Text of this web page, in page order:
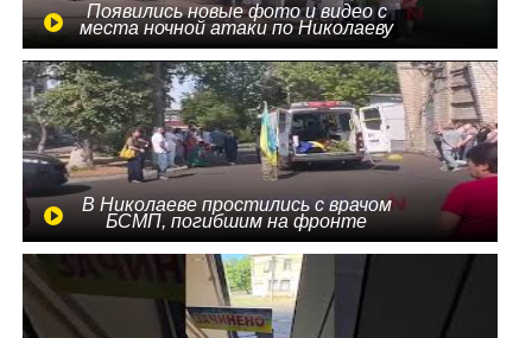
Появились новые фото и видео с
места ночной атаки по Николаеву
В Николаеве простились с врачом
БСМП, погибшим на фронте